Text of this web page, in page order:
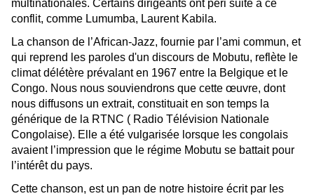
multinationales. Certains dirigeants ont péri suite à ce
conflit, comme Lumumba, Laurent Kabila.
La chanson de l’African-Jazz, fournie par l’ami commun, et
qui reprend les paroles d'un discours de Mobutu, reflète le
climat délétère prévalant en 1967 entre la Belgique et le
Congo. Nous nous souviendrons que cette œuvre, dont
nous diffusons un extrait, constituait en son temps la
générique de la RTNC ( Radio Télévision Nationale
Congolaise). Elle a été vulgarisée lorsque les congolais
avaient l’impression que le régime Mobutu se battait pour
l’intérêt du pays.
Cette chanson, est un pan de notre histoire écrit par les